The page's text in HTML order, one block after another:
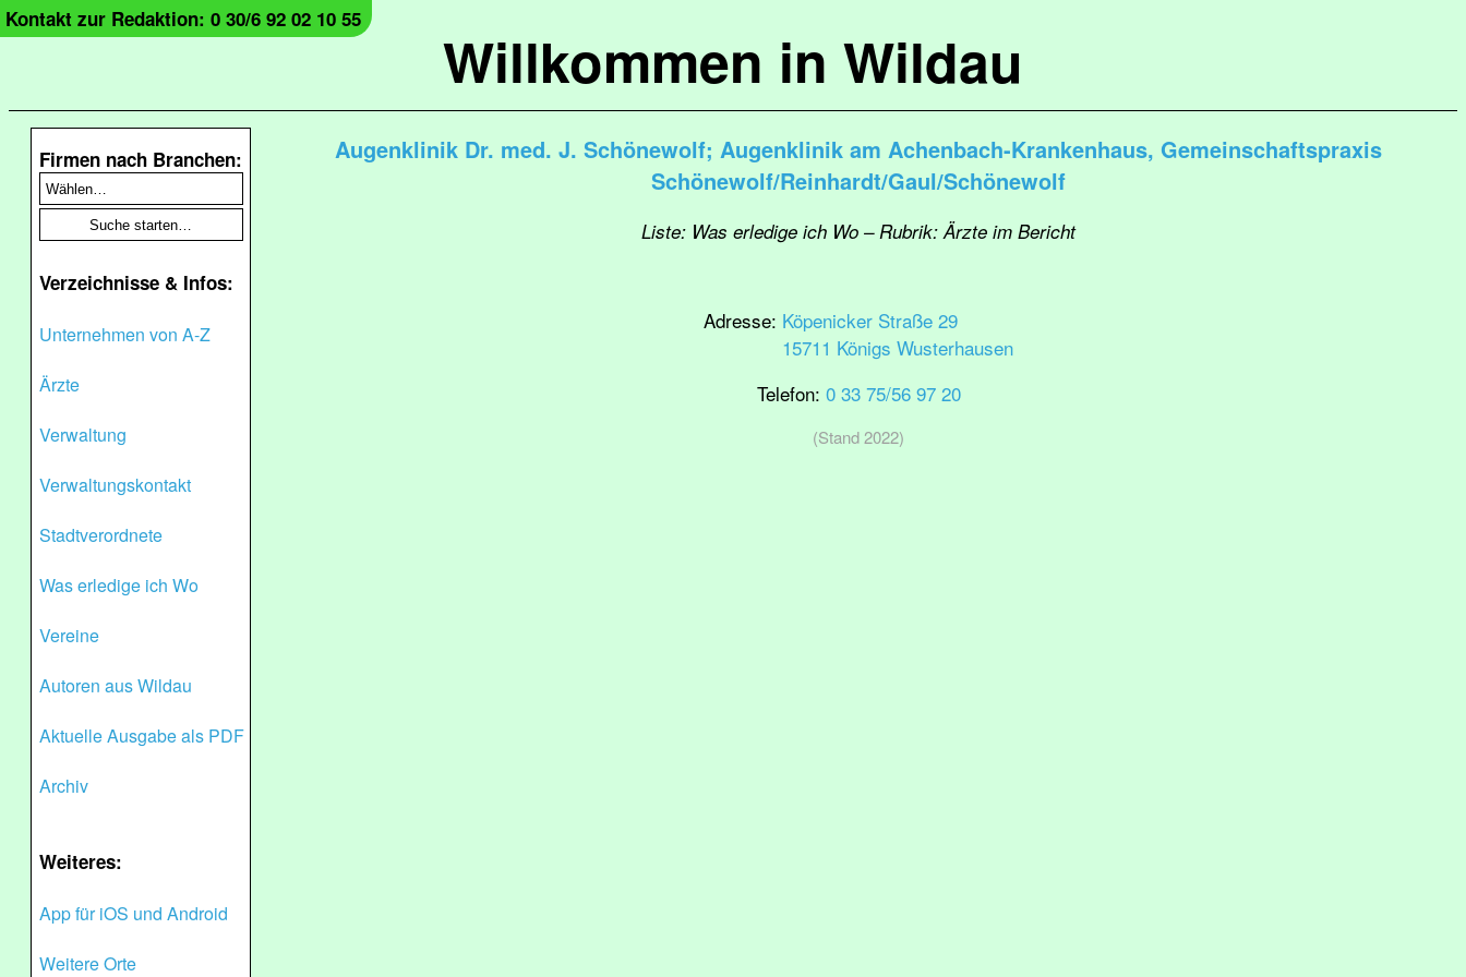
Willkommen in Wildau
Kontakt zur Redaktion: 0 30/6 92 02 10 55
Firmen nach Branchen:
Verzeichnisse & Infos:
Unternehmen von A-Z
Ärzte
Verwaltung
Verwaltungskontakt
Stadtverordnete
Was erledige ich Wo
Vereine
Autoren aus Wildau
Aktuelle Ausgabe als PDF
Archiv
Weiteres:
App für iOS und Android
Weitere Orte
Augenklinik Dr. med. J. Schönewolf; Augenklinik am Achenbach-Krankenhaus, Gemeinschaftspraxis
Schönewolf/Reinhardt/Gaul/Schönewolf
Liste: Was erledige ich Wo – Rubrik: Ärzte im Bericht
Adresse: Köpenicker Straße 29
15711 Königs Wusterhausen
Telefon: 0 33 75/56 97 20
(Stand 2022)